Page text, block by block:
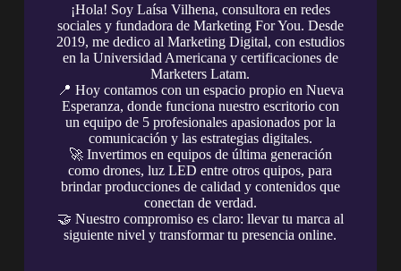
¡Hola! Soy Laísa Vilhena, consultora en redes
sociales y fundadora de Marketing For You. Desde
2019, me dedico al Marketing Digital, con estudios
en la Universidad Americana y certificaciones de
Marketers Latam.
📍 Hoy contamos con un espacio propio en Nueva
Esperanza, donde funciona nuestro escritorio con
un equipo de 5 profesionales apasionados por la
comunicación y las estrategias digitales.
🚀 Invertimos en equipos de última generación
como drones, luz LED entre otros quipos, para
brindar producciones de calidad y contenidos que
conectan de verdad.
🤝 Nuestro compromiso es claro: llevar tu marca al
siguiente nivel y transformar tu presencia online.